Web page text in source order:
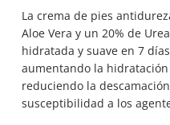
La crema de pies
Aloe Vera y un 20% de
hidratada y suave en 7
aumentando la
reduciendo la
susceptibilidad a los